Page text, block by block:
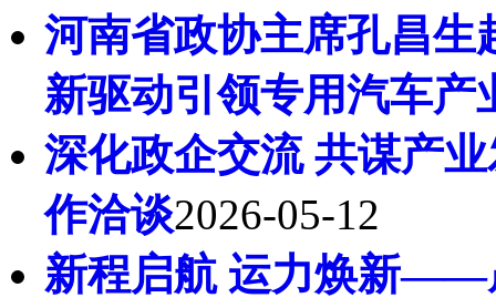
河南省政协主席孔昌生
新驱动引领专用汽车产
深化政企交流 共谋产
作洽谈2026-05-12
新程启航 运力焕新——